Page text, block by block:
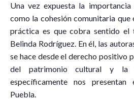
Una vez expuesta la
como la cohesión comunitaria
práctica es que cobra sentido el
Belinda Rodríguez. En él, las
se hace desde el derecho positivo
del patrimonio cultural y la
específicamente nos
Puebla.